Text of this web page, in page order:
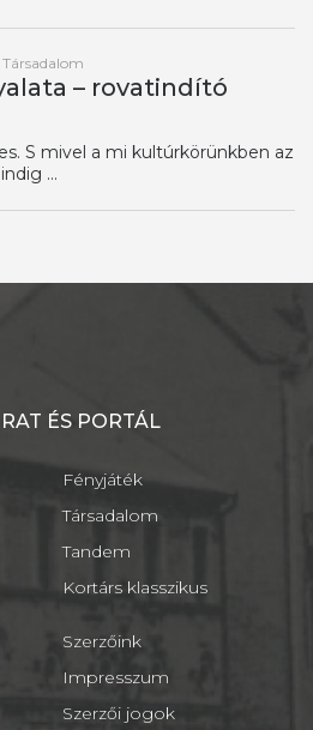
Társadalom
– rovatindító
S mivel a mi kultúrkörünkben az
...
ÉS PORTÁL
Fényjáték
Társadalom
Tandem
Kortárs klasszikus
Szerzőink
Impresszum
Szerzői jogok